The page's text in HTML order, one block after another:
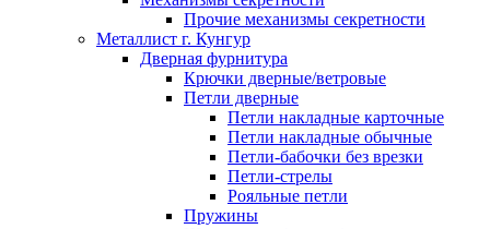
Прочие механизмы секретности
Металлист г. Кунгур
Дверная фурнитура
Крючки дверные/ветровые
Петли дверные
Петли накладные карточные
Петли накладные обычные
Петли-бабочки без врезки
Петли-стрелы
Рояльные петли
Пружины